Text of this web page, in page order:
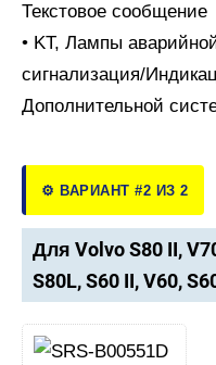
Текстовое сообщение
• KT, Лампы
сигнализация/
Дополнительной
⚙️ ВАРИАНТ #2 ИЗ 2
Для Volvo S80 II,
S80L, S60 II, V60,